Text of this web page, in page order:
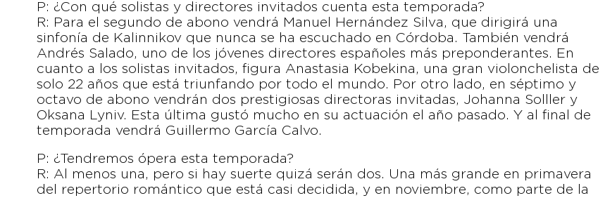
P: ¿Con qué solistas y directores invitados cuenta esta temporada?
R: Para el segundo de abono vendrá Manuel Hernández Silva, que dirigirá una
sinfonía de Kalinnikov que nunca se ha escuchado en Córdoba. También vendrá
Andrés Salado, uno de los jóvenes directores españoles más preponderantes. En
cuanto a los solistas invitados, figura Anastasia Kobekina, una gran violonchelista de
solo 22 años que está triunfando por todo el mundo. Por otro lado, en séptimo y
octavo de abono vendrán dos prestigiosas directoras invitadas, Johanna Solller y
Oksana Lyniv. Esta última gustó mucho en su actuación el año pasado. Y al final de
temporada vendrá Guillermo García Calvo.
P: ¿Tendremos ópera esta temporada?
R: Al menos una, pero si hay suerte quizá serán dos. Una más grande en primavera
del repertorio romántico que está casi decidida, y en noviembre, como parte de la